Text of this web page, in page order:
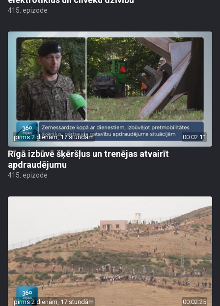
415. epizode
pirms 2 dienām, 17 stundām 00:02:11
Rīgā izbūvē šķēršļus un trenējas atvairīt
apdraudējumu
415. epizode
pirms 2 dienām, 17 stundām 00:02:25